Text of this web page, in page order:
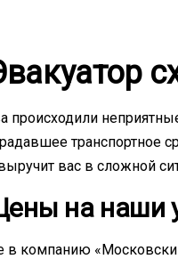
вас в сложной
на наши
в компанию